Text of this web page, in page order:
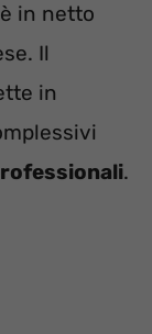
in netto
Il
in
.